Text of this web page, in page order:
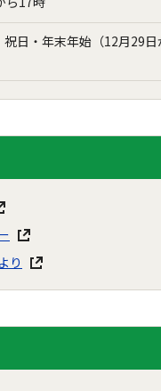
祝日・年末年始（12月29日
り